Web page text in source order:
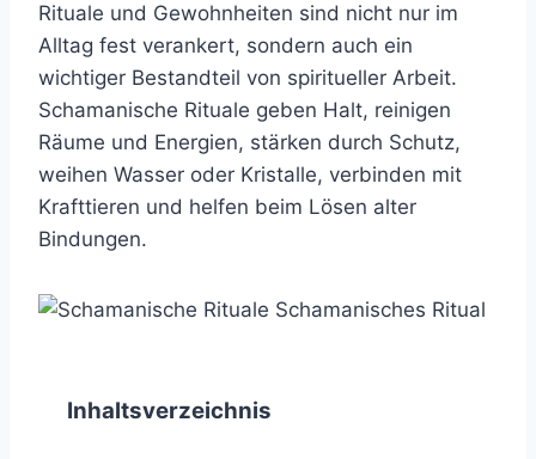
Rituale und Gewohnheiten sind nicht nur im
Alltag fest verankert, sondern auch ein
wichtiger Bestandteil von spiritueller Arbeit.
Schamanische Rituale geben Halt, reinigen
Räume und Energien, stärken durch Schutz,
weihen Wasser oder Kristalle, verbinden mit
Krafttieren und helfen beim Lösen alter
Bindungen.
Inhaltsverzeichnis